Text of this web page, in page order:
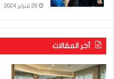
29 فبراير 2024
آخر المقالات